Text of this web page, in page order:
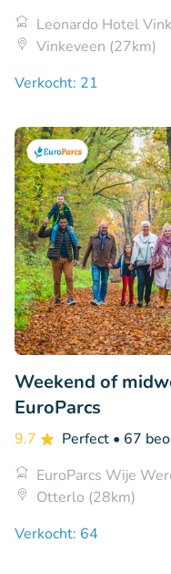
Leonardo Hotel
Vinkeveen (27km)
Verkocht: 21
Weekend of
EuroParcs
9.7 Perfect • 67
EuroParcs Wije
Otterlo (28km)
Verkocht: 64